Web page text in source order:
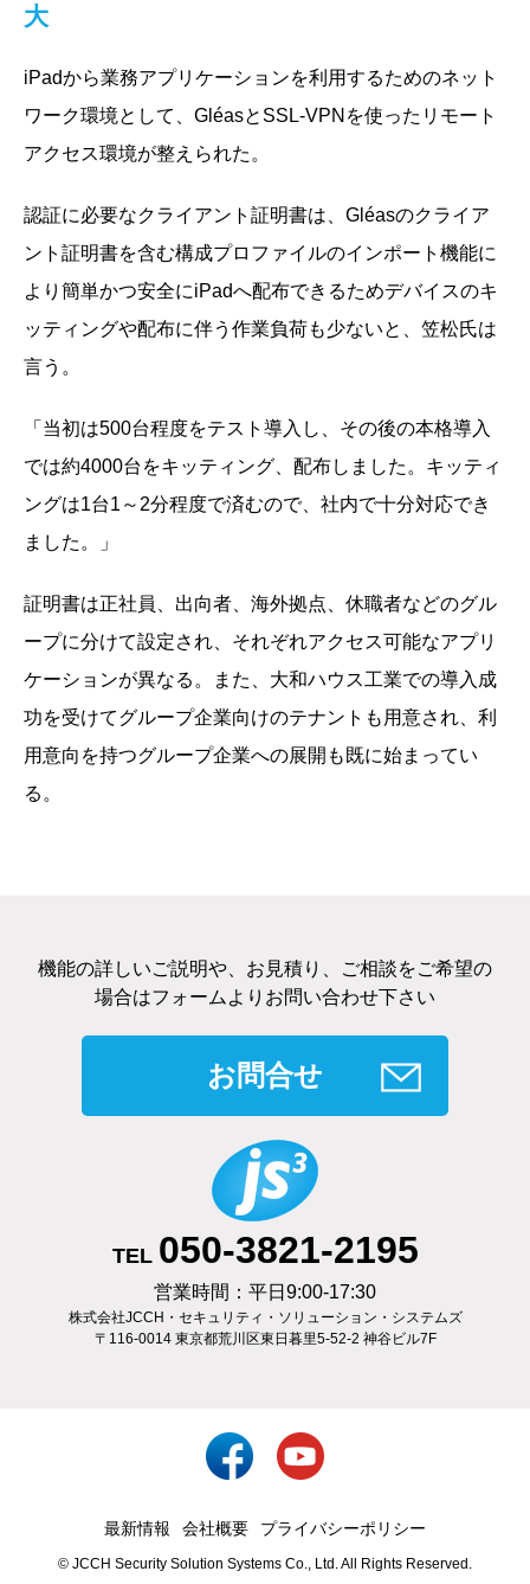
大
iPadから業務アプリケーションを利用するためのネット
ワーク環境として、GléasとSSL-VPNを使ったリモート
アクセス環境が整えられた。
認証に必要なクライアント証明書は、Gléasのクライア
ント証明書を含む構成プロファイルのインポート機能に
より簡単かつ安全にiPadへ配布できるためデバイスのキ
ッティングや配布に伴う作業負荷も少ないと、笠松氏は
言う。
「当初は500台程度をテスト導入し、その後の本格導入
では約4000台をキッティング、配布しました。キッティ
ングは1台1～2分程度で済むので、社内で十分対応でき
ました。」
証明書は正社員、出向者、海外拠点、休職者などのグル
ープに分けて設定され、それぞれアクセス可能なアプリ
ケーションが異なる。また、大和ハウス工業での導入成
功を受けてグループ企業向けのテナントも用意され、利
用意向を持つグループ企業への展開も既に始まってい
る。
機能の詳しいご説明や、お見積り、ご相談をご希望の
場合はフォームよりお問い合わせ下さい
お問合せ
TEL 050-3821-2195
営業時間：平日9:00-17:30
株式会社JCCH・セキュリティ・ソリューション・システムズ
〒116-0014 東京都荒川区東日暮里5-52-2 神谷ビル7F
最新情報 会社概要 プライバシーポリシー
© JCCH Security Solution Systems Co., Ltd. All Rights Reserved.